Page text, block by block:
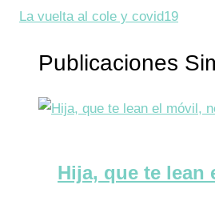
La vuelta al cole y covid19
Publicaciones
Hija, que te lean